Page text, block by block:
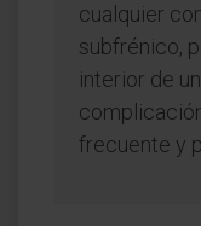
cualquier
subfrénico,
interior de
frecuente y